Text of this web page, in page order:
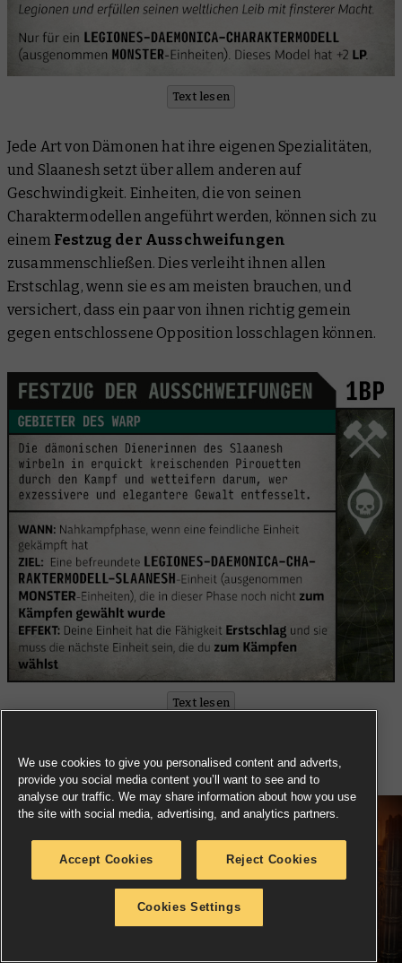
Text lesen
Jede Art von Dämonen hat ihre eigenen Spezialitäten,
und Slaanesh setzt über allem anderen auf
Geschwindigkeit. Einheiten, die von seinen
Charaktermodellen angeführt werden, können sich zu
einem Festzug der Ausschweifungen
zusammenschließen. Dies verleiht ihnen allen
Erstschlag, wenn sie es am meisten brauchen, und
versichert, dass ein paar von ihnen richtig gemein
gegen entschlossene Opposition losschlagen können.
Text lesen
Warpwelle
We use cookies to give you personalised content and adverts,
provide you social media content you’ll want to see and to
analyse our traffic. We may share information about how you use
the site with social media, advertising, and analytics partners.
Accept Cookies Reject Cookies
Cookies Settings